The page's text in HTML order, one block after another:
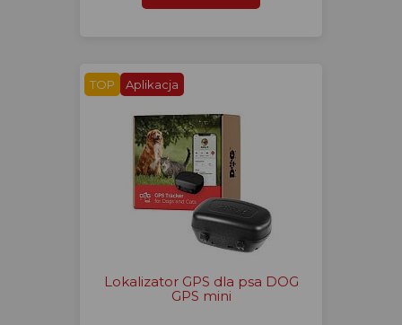
TOP Aplikacja
Lokalizator GPS dla psa DOG
GPS mini